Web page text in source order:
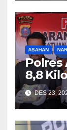
dan
ASAHAN
Polres
8,8
DES 23,